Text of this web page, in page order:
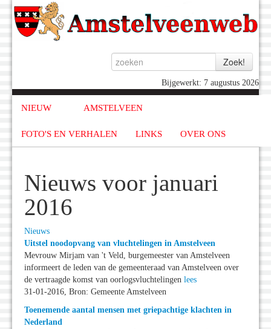
Bijgewerkt: 7 augustus 2026
NIEUW AMSTELVEEN
FOTO'S EN VERHALEN LINKS OVER ONS
Nieuws voor januari
2016
Nieuws
Uitstel noodopvang van vluchtelingen in Amstelveen
Mevrouw Mirjam van 't Veld, burgemeester van Amstelveen
informeert de leden van de gemeenteraad van Amstelveen over
de vertraagde komst van oorlogsvluchtelingen lees
31-01-2016, Bron: Gemeente Amstelveen
Toenemende aantal mensen met griepachtige klachten in
Nederland